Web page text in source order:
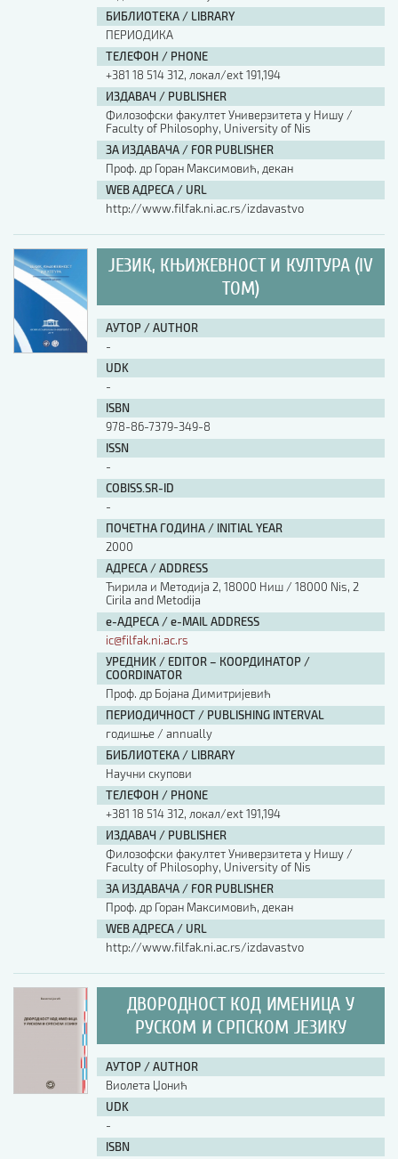
БИБЛИОТЕКА / LIBRARY
ПЕРИОДИКА
ТЕЛЕФОН / PHONE
+381 18 514 312, локал/ext 191,194
ИЗДАВАЧ / PUBLISHER
Филозофски факултет Универзитета у Нишу /
Faculty of Philosophy, University of Nis
ЗА ИЗДАВАЧА / FOR PUBLISHER
Проф. др Горан Максимовић, декан
WEB АДРЕСА / URL
http://www.filfak.ni.ac.rs/izdavastvo
ЈЕЗИК, КЊИЖЕВНОСТ И КУЛТУРА (IV
ТОМ)
АУТОР / AUTHOR
-
UDK
-
ISBN
978-86-7379-349-8
ISSN
-
COBISS.SR-ID
-
ПОЧЕТНА ГОДИНА / INITIAL YEAR
2000
АДРЕСА / ADDRESS
Ћирила и Методија 2, 18000 Ниш / 18000 Nis, 2
Cirila and Metodija
е-АДРЕСА / e-MAIL ADDRESS
ic@filfak.ni.ac.rs
УРЕДНИК / EDITOR – КООРДИНАТОР /
COORDINATOR
Проф. др Бојана Димитријевић
ПЕРИОДИЧНОСТ / PUBLISHING INTERVAL
годишње / annually
БИБЛИОТЕКА / LIBRARY
Научни скупови
ТЕЛЕФОН / PHONE
+381 18 514 312, локал/ext 191,194
ИЗДАВАЧ / PUBLISHER
Филозофски факултет Универзитета у Нишу /
Faculty of Philosophy, University of Nis
ЗА ИЗДАВАЧА / FOR PUBLISHER
Проф. др Горан Максимовић, декан
WEB АДРЕСА / URL
http://www.filfak.ni.ac.rs/izdavastvo
ДВОРОДНОСТ КОД ИМЕНИЦА У
РУСКОМ И СРПСКОМ ЈЕЗИКУ
АУТОР / AUTHOR
Виолета Џонић
UDK
-
ISBN